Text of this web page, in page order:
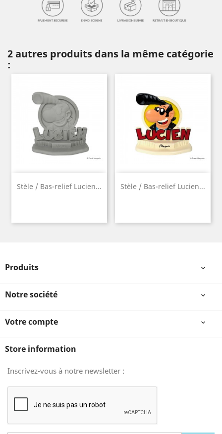
2 autres produits dans la même catégorie
:
Stèle / Bas-relief Lucien... Stèle / Bas-relief Lucien...
Produits 
Notre société 
Votre compte 
Store information
Inscrivez-vous à notre newsletter :